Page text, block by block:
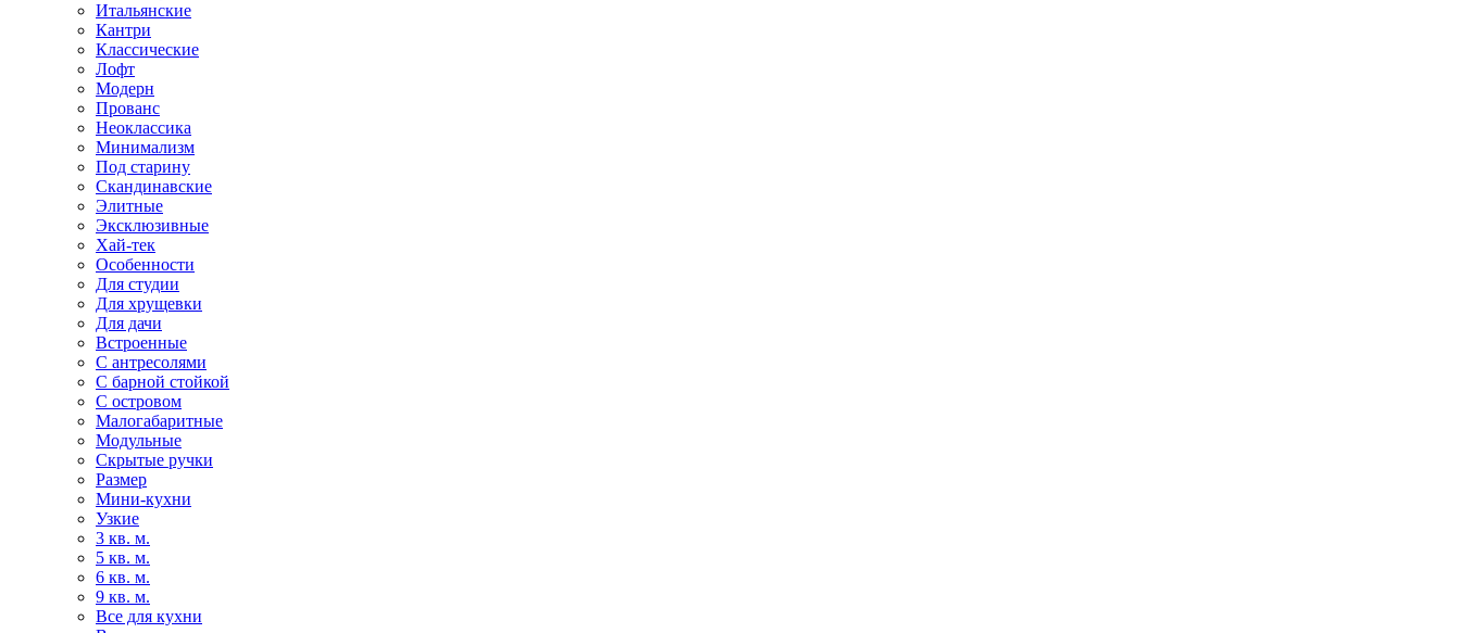
Итальянские
Кантри
Классические
Лофт
Модерн
Прованс
Неоклассика
Минимализм
Под старину
Скандинавские
Элитные
Эксклюзивные
Хай-тек
Особенности
Для студии
Для хрущевки
Для дачи
Встроенные
С антресолями
С барной стойкой
С островом
Малогабаритные
Модульные
Скрытые ручки
Размер
Мини-кухни
Узкие
3 кв. м.
5 кв. м.
6 кв. м.
9 кв. м.
Все для кухни